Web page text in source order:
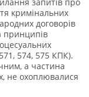
кримінальних
договорів
принципів
574, 575 КПК).
а частина
не охоплювалися